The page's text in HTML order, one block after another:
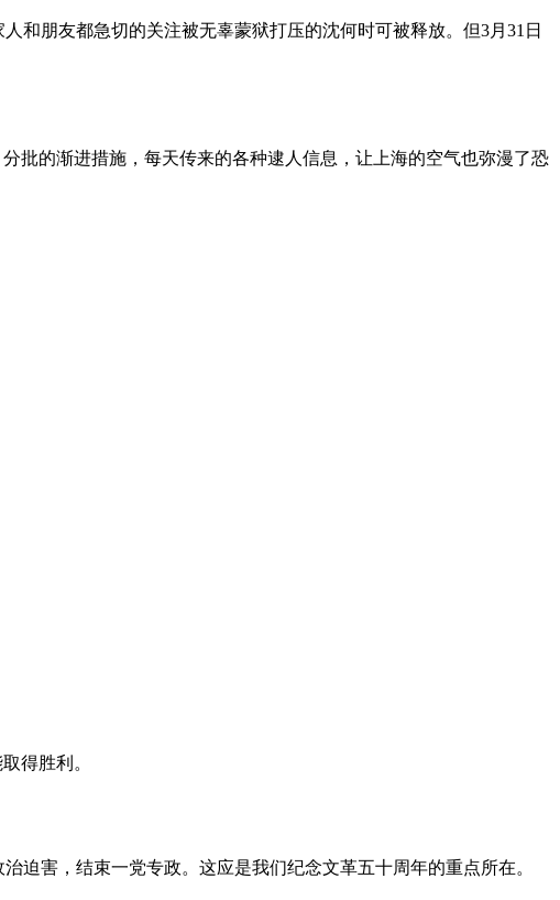
和朋友都急切的关注被无辜蒙狱打压的沈何时可被释放。但3月31日
批的渐进措施，每天传来的各种逮人信息，让上海的空气也弥漫了恐
得胜利。
迫害，结束一党专政。这应是我们纪念文革五十周年的重点所在。